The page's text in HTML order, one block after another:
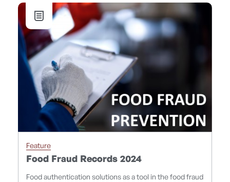
Feature
Food Fraud Records 2024
Food authentication solutions as a tool in the food fraud